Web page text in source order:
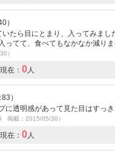
）
たら目にとまり、入ってみま
ってて、食べてもなかなか減り
）
現在： 0 人
）
に透明感があって見た目はすっ
掲載：2015/05/30）
現在： 0 人